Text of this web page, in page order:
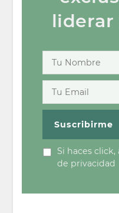
liderar
Si haces
de privacidad